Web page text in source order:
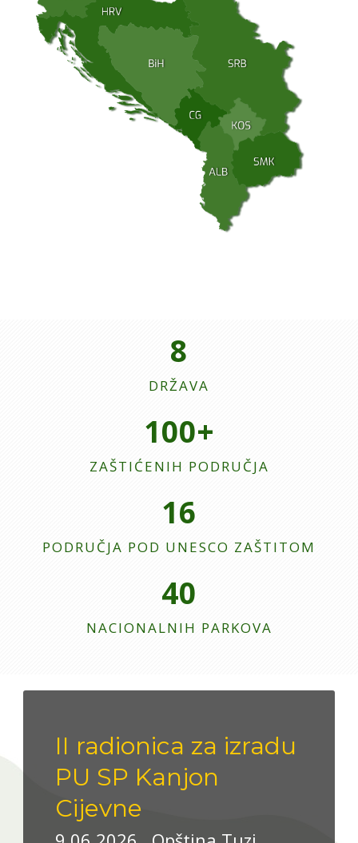
8
DRŽAVA
100+
ZAŠTIĆENIH PODRUČJA
16
PODRUČJA POD UNESCO ZAŠTITOM
40
NACIONALNIH PARKOVA
II radionica za izradu
PU SP Kanjon
Cijevne